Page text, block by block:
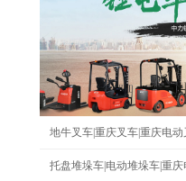
地牛叉车|重庆叉车|重庆电动
托盘堆垛车|电动堆垛车|重庆